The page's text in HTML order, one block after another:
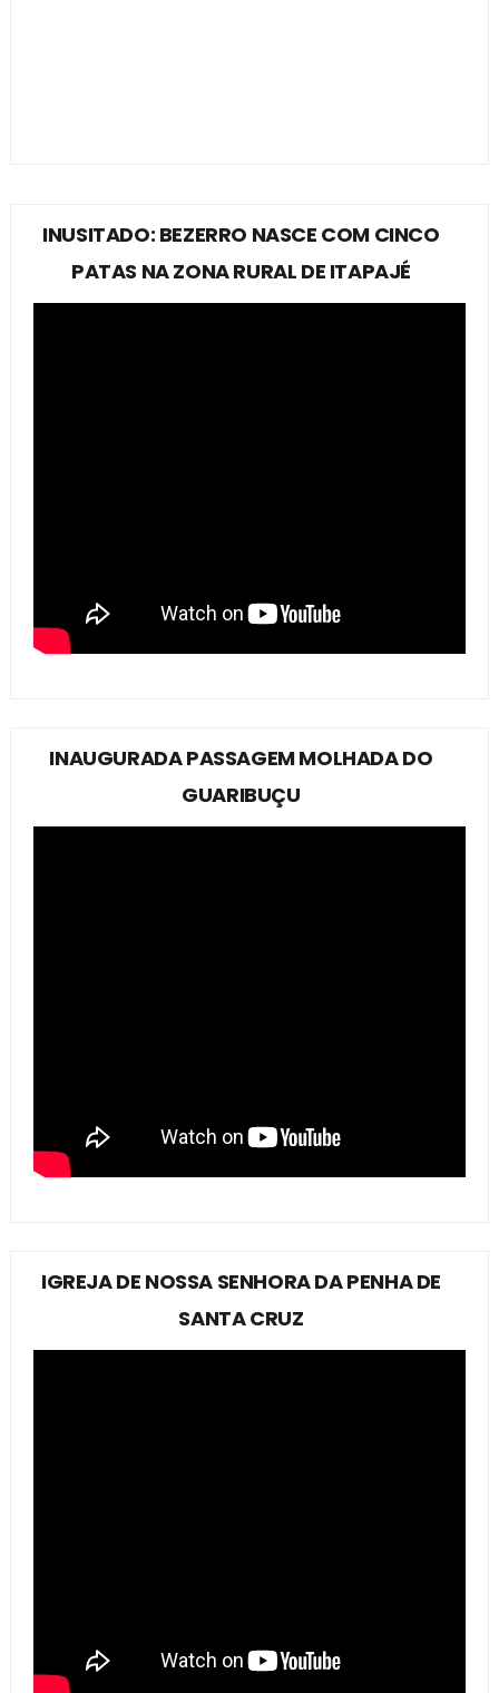
INUSITADO: BEZERRO NASCE COM CINCO
PATAS NA ZONA RURAL DE ITAPAJÉ
INAUGURADA PASSAGEM MOLHADA DO
GUARIBUÇU
IGREJA DE NOSSA SENHORA DA PENHA DE
SANTA CRUZ